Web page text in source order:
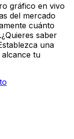
gráfico en vivo
del mercado
cuánto
saber
una
alcance tu